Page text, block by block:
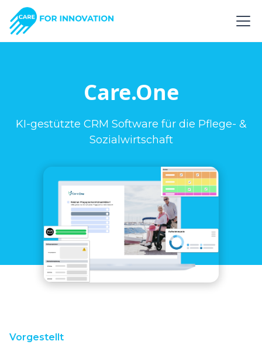
Care.One
KI-gestützte CRM Software für die Pflege- &
Sozialwirtschaft
Vorgestellt